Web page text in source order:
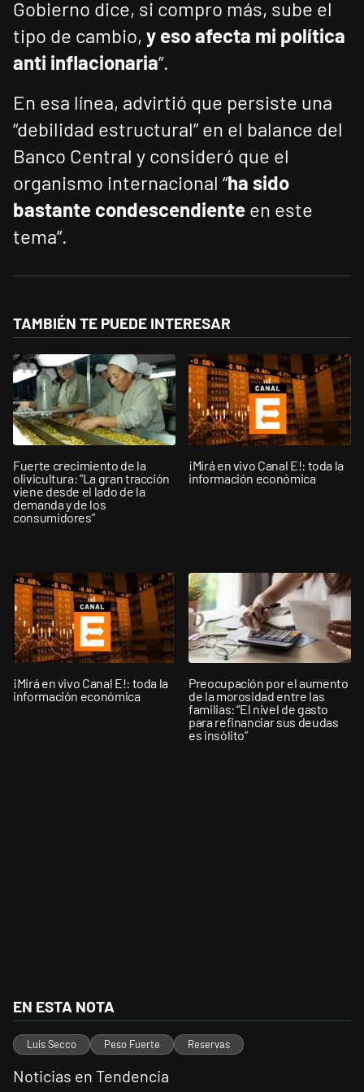
Gobierno dice, si compro más, sube el
tipo de cambio, y eso afecta mi política
anti inflacionaria”.
En esa línea, advirtió que persiste una
“debilidad estructural” en el balance del
Banco Central y consideró que el
organismo internacional “ha sido
bastante condescendiente en este
tema”.
TAMBIÉN TE PUEDE INTERESAR
Fuerte crecimiento de la
olivicultura: "La gran tracción
viene desde el lado de la
demanda y de los
consumidores”
¡Mirá en vivo Canal E!: toda la
información económica
¡Mirá en vivo Canal E!: toda la
información económica
Preocupación por el aumento
de la morosidad entre las
familias: “El nivel de gasto
para refinanciar sus deudas
es insólito”
EN ESTA NOTA
Luis Secco Peso Fuerte Reservas
Noticias en Tendencia